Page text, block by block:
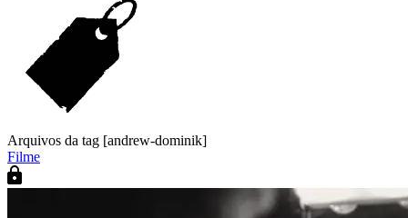
Arquivos da tag [andrew-dominik]
Filme